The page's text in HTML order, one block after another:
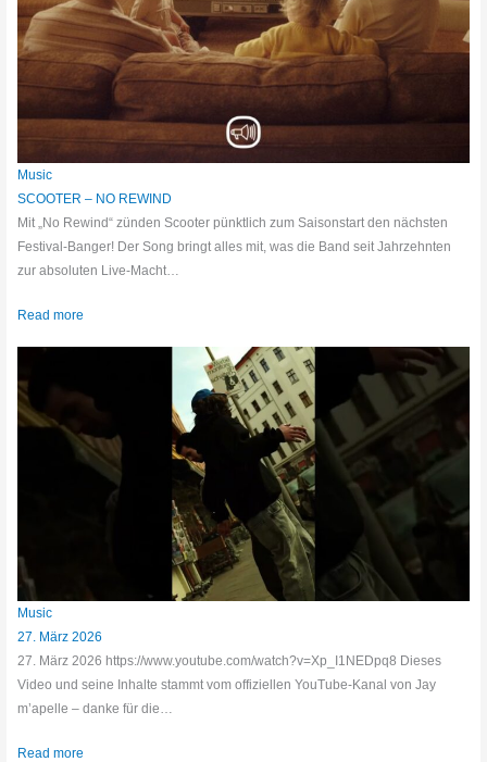
Music
SCOOTER – NO REWIND
Mit „No Rewind“ zünden Scooter pünktlich zum Saisonstart den nächsten
Festival-Banger! Der Song bringt alles mit, was die Band seit Jahrzehnten
zur absoluten Live-Macht…
Read more
Music
27. März 2026
27. März 2026 https://www.youtube.com/watch?v=Xp_I1NEDpq8 Dieses
Video und seine Inhalte stammt vom offiziellen YouTube-Kanal von Jay
m’apelle – danke für die…
Read more